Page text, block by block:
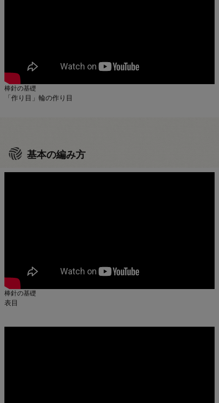
棒針の基礎
「作り目」輪の作り目
基本の編み方
棒針の基礎
表目